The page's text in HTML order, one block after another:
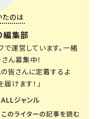
たのは
編集部
運営しています。一緒
ん募集中！
皆さんに定着するよ
けます！」
ジャンル